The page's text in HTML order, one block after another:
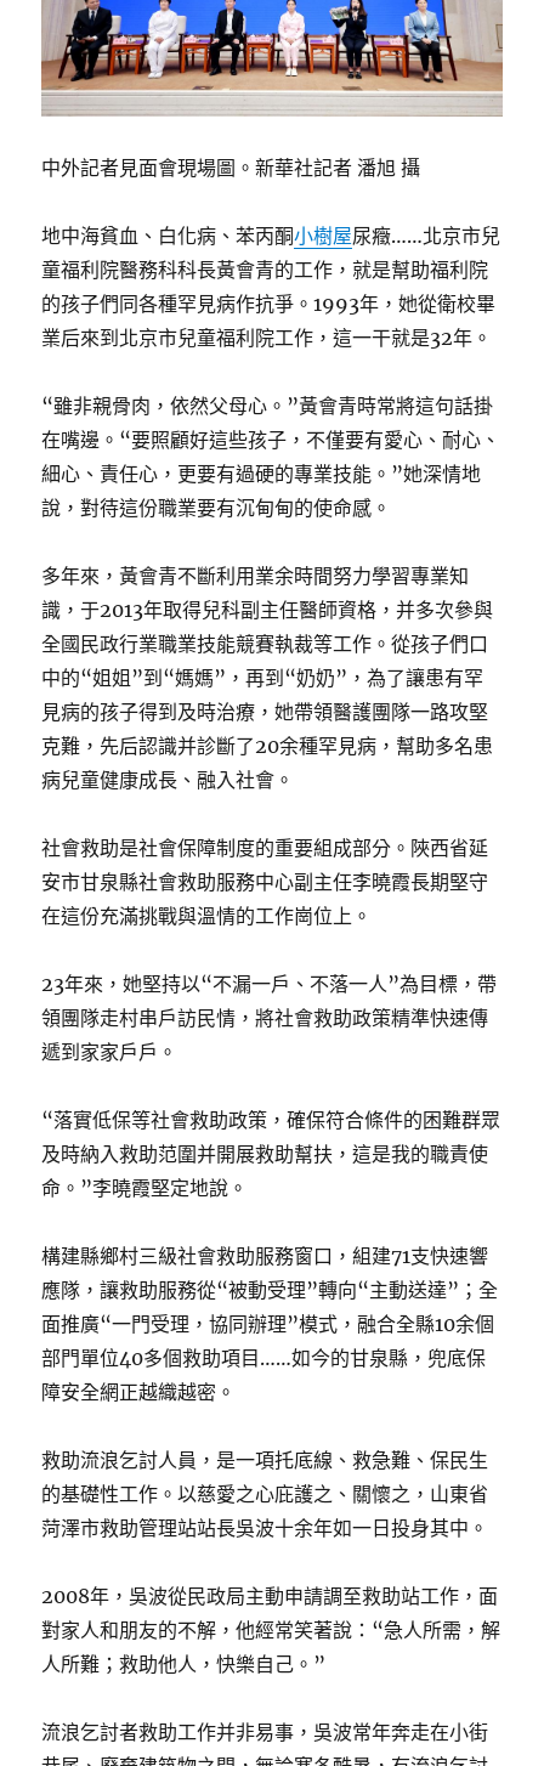
中外記者見面會現場圖。新華社記者 潘旭 攝
地中海貧血、白化病、苯丙酮小樹屋尿癥……北京市兒
童福利院醫務科科長黃會青的工作，就是幫助福利院
的孩子們同各種罕見病作抗爭。1993年，她從衛校畢
業后來到北京市兒童福利院工作，這一干就是32年。
“雖非親骨肉，依然父母心。”黃會青時常將這句話掛
在嘴邊。“要照顧好這些孩子，不僅要有愛心、耐心、
細心、責任心，更要有過硬的專業技能。”她深情地
說，對待這份職業要有沉甸甸的使命感。
多年來，黃會青不斷利用業余時間努力學習專業知
識，于2013年取得兒科副主任醫師資格，并多次參與
全國民政行業職業技能競賽執裁等工作。從孩子們口
中的“姐姐”到“媽媽”，再到“奶奶”，為了讓患有罕
見病的孩子得到及時治療，她帶領醫護團隊一路攻堅
克難，先后認識并診斷了20余種罕見病，幫助多名患
病兒童健康成長、融入社會。
社會救助是社會保障制度的重要組成部分。陜西省延
安市甘泉縣社會救助服務中心副主任李曉霞長期堅守
在這份充滿挑戰與溫情的工作崗位上。
23年來，她堅持以“不漏一戶、不落一人”為目標，帶
領團隊走村串戶訪民情，將社會救助政策精準快速傳
遞到家家戶戶。
“落實低保等社會救助政策，確保符合條件的困難群眾
及時納入救助范圍并開展救助幫扶，這是我的職責使
命。”李曉霞堅定地說。
構建縣鄉村三級社會救助服務窗口，組建71支快速響
應隊，讓救助服務從“被動受理”轉向“主動送達”；全
面推廣“一門受理，協同辦理”模式，融合全縣10余個
部門單位40多個救助項目……如今的甘泉縣，兜底保
障安全網正越織越密。
救助流浪乞討人員，是一項托底線、救急難、保民生
的基礎性工作。以慈愛之心庇護之、關懷之，山東省
菏澤市救助管理站站長吳波十余年如一日投身其中。
2008年，吳波從民政局主動申請調至救助站工作，面
對家人和朋友的不解，他經常笑著說：“急人所需，解
人所難；救助他人，快樂自己。”
流浪乞討者救助工作并非易事，吳波常年奔走在小街